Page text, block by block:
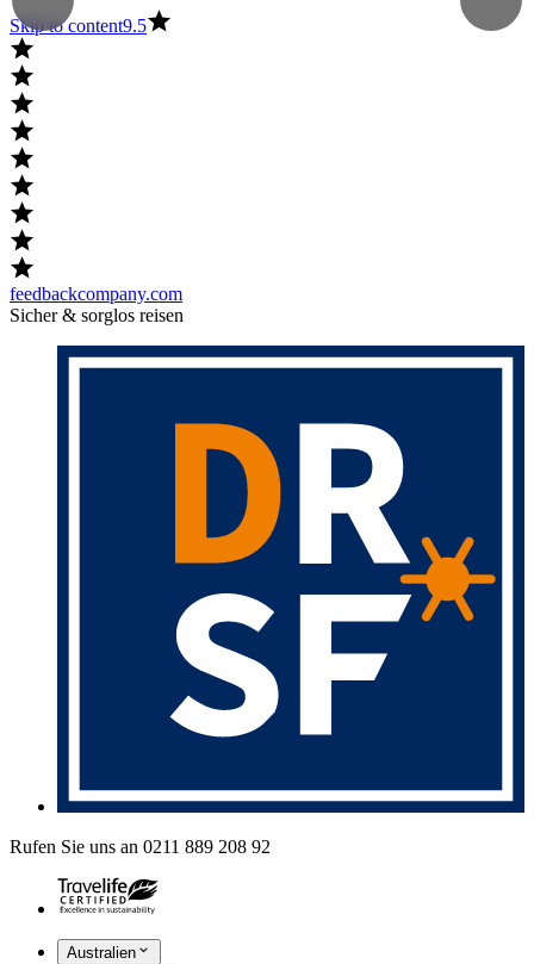
Skip to content9.5
feedbackcompany.com
Sicher & sorglos reisen
Rufen Sie uns an 0211 889 208 92
Australien